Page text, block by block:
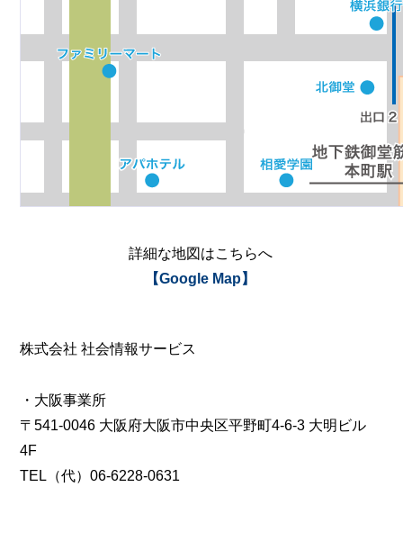
詳細な地図はこちらへ
【Google Map】
株式会社 社会情報サービス
・大阪事業所
〒541-0046 大阪府大阪市中央区平野町4-6-3 大明ビル
4F
TEL（代）06-6228-0631